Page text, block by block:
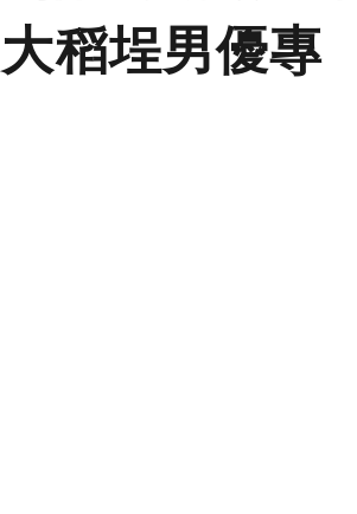
稻埕男優專